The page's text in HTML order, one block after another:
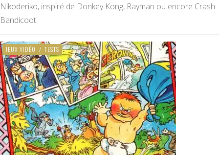
Nikoderiko, inspiré de Donkey Kong, Rayman ou encore Crash
Bandicoot.
JEUX VIDÉO / TESTS